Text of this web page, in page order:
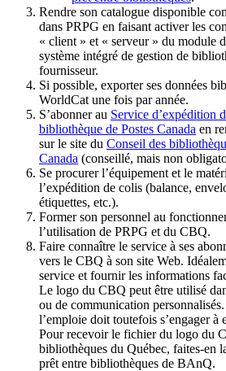
Rendre son catalogue disponible
dans PRPG en faisant activer les
« client » et « serveur » du module
système intégré de gestion de
fournisseur.
Si possible, exporter ses données
WorldCat une fois par année.
S’abonner au Service d’expédition
bibliothèque de Postes Canada en
sur le site du Conseil des
Canada (conseillé, mais non
Se procurer l’équipement et le
l’expédition de colis (balance,
étiquettes, etc.).
Former son personnel au
l’utilisation de PRPG et du CBQ.
Faire connaître le service à ses
vers le CBQ à son site Web.
service et fournir les informations
Le logo du CBQ peut être utilisé
ou de communication
l’emploie doit toutefois s’engager à
Pour recevoir le fichier du logo du
bibliothèques du Québec, faites-en
prêt entre bibliothèques de BAnQ.